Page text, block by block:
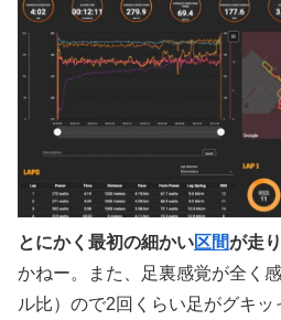
とにかく最初の細かい区間が走
かねー。また、足裏感覚が全く
ル比）ので2回くらい足がグキッ